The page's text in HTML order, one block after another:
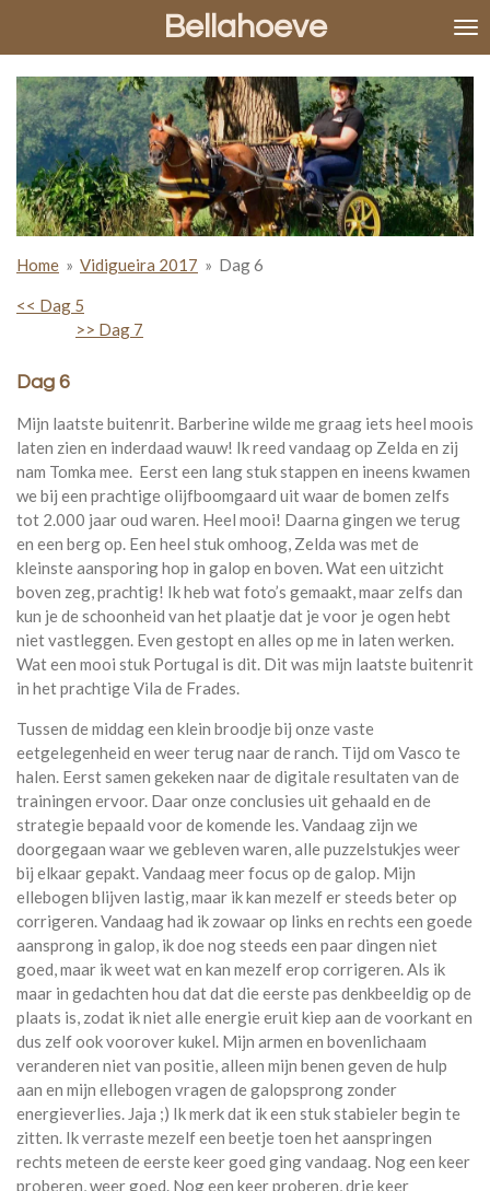
de
hoofdinhoud
Bellahoeve
Home » Vidigueira 2017 » Dag 6
<< Dag 5
>> Dag 7
Dag 6
Mijn laatste buitenrit. Barberine wilde me graag iets heel moois
laten zien en inderdaad wauw! Ik reed vandaag op Zelda en zij
nam Tomka mee. Eerst een lang stuk stappen en ineens kwamen
we bij een prachtige olijfboomgaard uit waar de bomen zelfs
tot 2.000 jaar oud waren. Heel mooi! Daarna gingen we terug
en een berg op. Een heel stuk omhoog, Zelda was met de
kleinste aansporing hop in galop en boven. Wat een uitzicht
boven zeg, prachtig! Ik heb wat foto’s gemaakt, maar zelfs dan
kun je de schoonheid van het plaatje dat je voor je ogen hebt
niet vastleggen. Even gestopt en alles op me in laten werken.
Wat een mooi stuk Portugal is dit. Dit was mijn laatste buitenrit
in het prachtige Vila de Frades.
Tussen de middag een klein broodje bij onze vaste
eetgelegenheid en weer terug naar de ranch. Tijd om Vasco te
halen. Eerst samen gekeken naar de digitale resultaten van de
trainingen ervoor. Daar onze conclusies uit gehaald en de
strategie bepaald voor de komende les. Vandaag zijn we
doorgegaan waar we gebleven waren, alle puzzelstukjes weer
bij elkaar gepakt. Vandaag meer focus op de galop. Mijn
ellebogen blijven lastig, maar ik kan mezelf er steeds beter op
corrigeren. Vandaag had ik zowaar op links en rechts een goede
aansprong in galop, ik doe nog steeds een paar dingen niet
goed, maar ik weet wat en kan mezelf erop corrigeren. Als ik
maar in gedachten hou dat dat die eerste pas denkbeeldig op de
plaats is, zodat ik niet alle energie eruit kiep aan de voorkant en
dus zelf ook voorover kukel. Mijn armen en bovenlichaam
veranderen niet van positie, alleen mijn benen geven de hulp
aan en mijn ellebogen vragen de galopsprong zonder
energieverlies. Jaja ;) Ik merk dat ik een stuk stabieler begin te
zitten. Ik verraste mezelf een beetje toen het aanspringen
rechts meteen de eerste keer goed ging vandaag. Nog een keer
proberen, weer goed. Nog een keer proberen, drie keer